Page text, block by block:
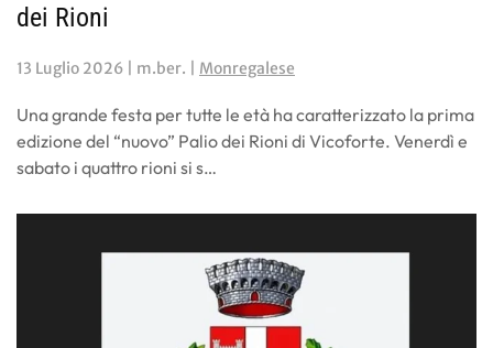
dei Rioni
13 Luglio 2026 | m.ber. | Monregalese
Una grande festa per tutte le età ha caratterizzato la prima
edizione del “nuovo” Palio dei Rioni di Vicoforte. Venerdì e
sabato i quattro rioni si s…